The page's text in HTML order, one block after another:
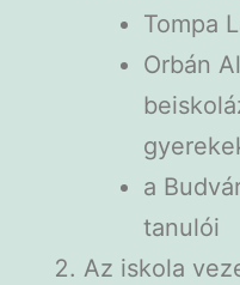
Tompa
Orbán
a
tanulói
Az iskola